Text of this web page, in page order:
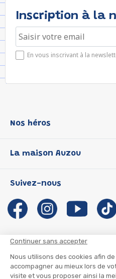
Continuer sans accepter
Nous utilisons des cookies afin de
accompagner au mieux lors de
visite et vous proposer ainsi la
Inscription à la
En vous inscrivant à la
Nos héros
P'tit Loup
Les Influenceuses
Migali
Petite Taupe
La maison Auzou
Notre histoire
Auzou s'engage
Auteurs et illustrateurs Auzou
Suivre mon colis
Suivez-nous